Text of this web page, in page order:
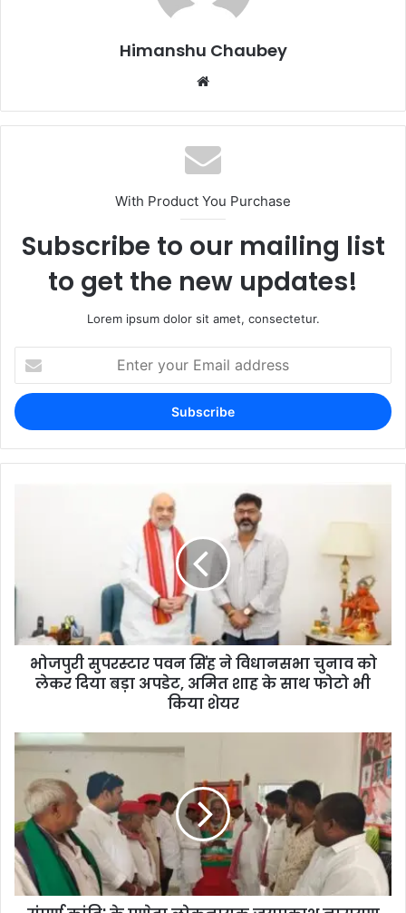
Himanshu Chaubey
With Product You Purchase
Subscribe to our mailing list
to get the new updates!
Lorem ipsum dolor sit amet, consectetur.
भोजपुरी सुपरस्टार पवन सिंह ने विधानसभा चुनाव को
लेकर दिया बड़ा अपडेट, अमित शाह के साथ फोटो भी
किया शेयर